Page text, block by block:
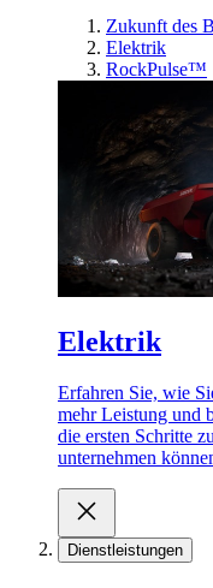
Zukunft des
Elektrik
RockPulse™
Elektrik
Erfahren Sie, wie
mehr Leistung und
die ersten Schritte
unternehmen
Dienstleistungen